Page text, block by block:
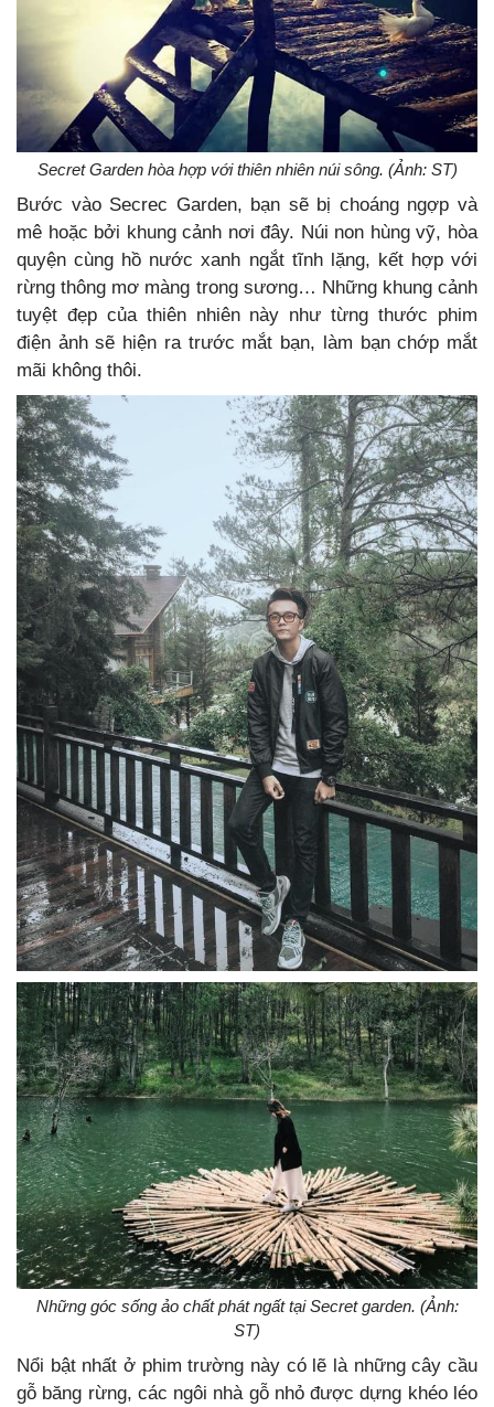
Secret Garden hòa hợp với thiên nhiên núi sông. (Ảnh: ST)
Bước vào Secrec Garden, bạn sẽ bị choáng ngợp và
mê hoặc bởi khung cảnh nơi đây. Núi non hùng vỹ, hòa
quyện cùng hồ nước xanh ngắt tĩnh lặng, kết hợp với
rừng thông mơ màng trong sương… Những khung cảnh
tuyệt đẹp của thiên nhiên này như từng thước phim
điện ảnh sẽ hiện ra trước mắt bạn, làm bạn chớp mắt
mãi không thôi.
Những góc sống ảo chất phát ngất tại Secret garden. (Ảnh:
ST)
Nổi bật nhất ở phim trường này có lẽ là những cây cầu
gỗ băng rừng, các ngôi nhà gỗ nhỏ được dựng khéo léo